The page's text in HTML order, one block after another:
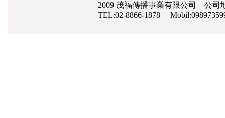
2009 茂福傳播事業有限公司 公司
TEL:02-8866-1878